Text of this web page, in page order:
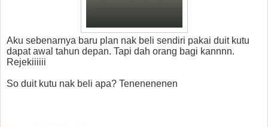
Aku sebenarnya baru plan nak beli sendiri pakai duit kutu
dapat awal tahun depan. Tapi dah orang bagi kannnn.
Rejekiiiiii
So duit kutu nak beli apa? Tenenenenen